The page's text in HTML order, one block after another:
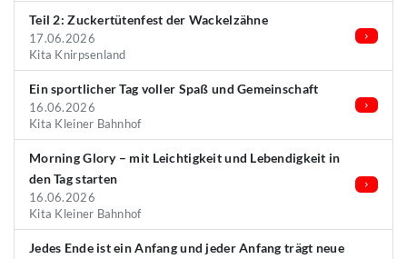
Teil 2: Zuckertütenfest der Wackelzähne
17.06.2026
Kita Knirpsenland
Ein sportlicher Tag voller Spaß und Gemeinschaft
16.06.2026
Kita Kleiner Bahnhof
Morning Glory – mit Leichtigkeit und Lebendigkeit in
den Tag starten
16.06.2026
Kita Kleiner Bahnhof
Jedes Ende ist ein Anfang und jeder Anfang trägt neue